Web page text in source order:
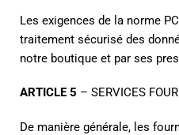
Les exigences de la norme
traitement sécurisé des
notre boutique et par ses
ARTICLE 5 – SERVICES
De manière générale, les